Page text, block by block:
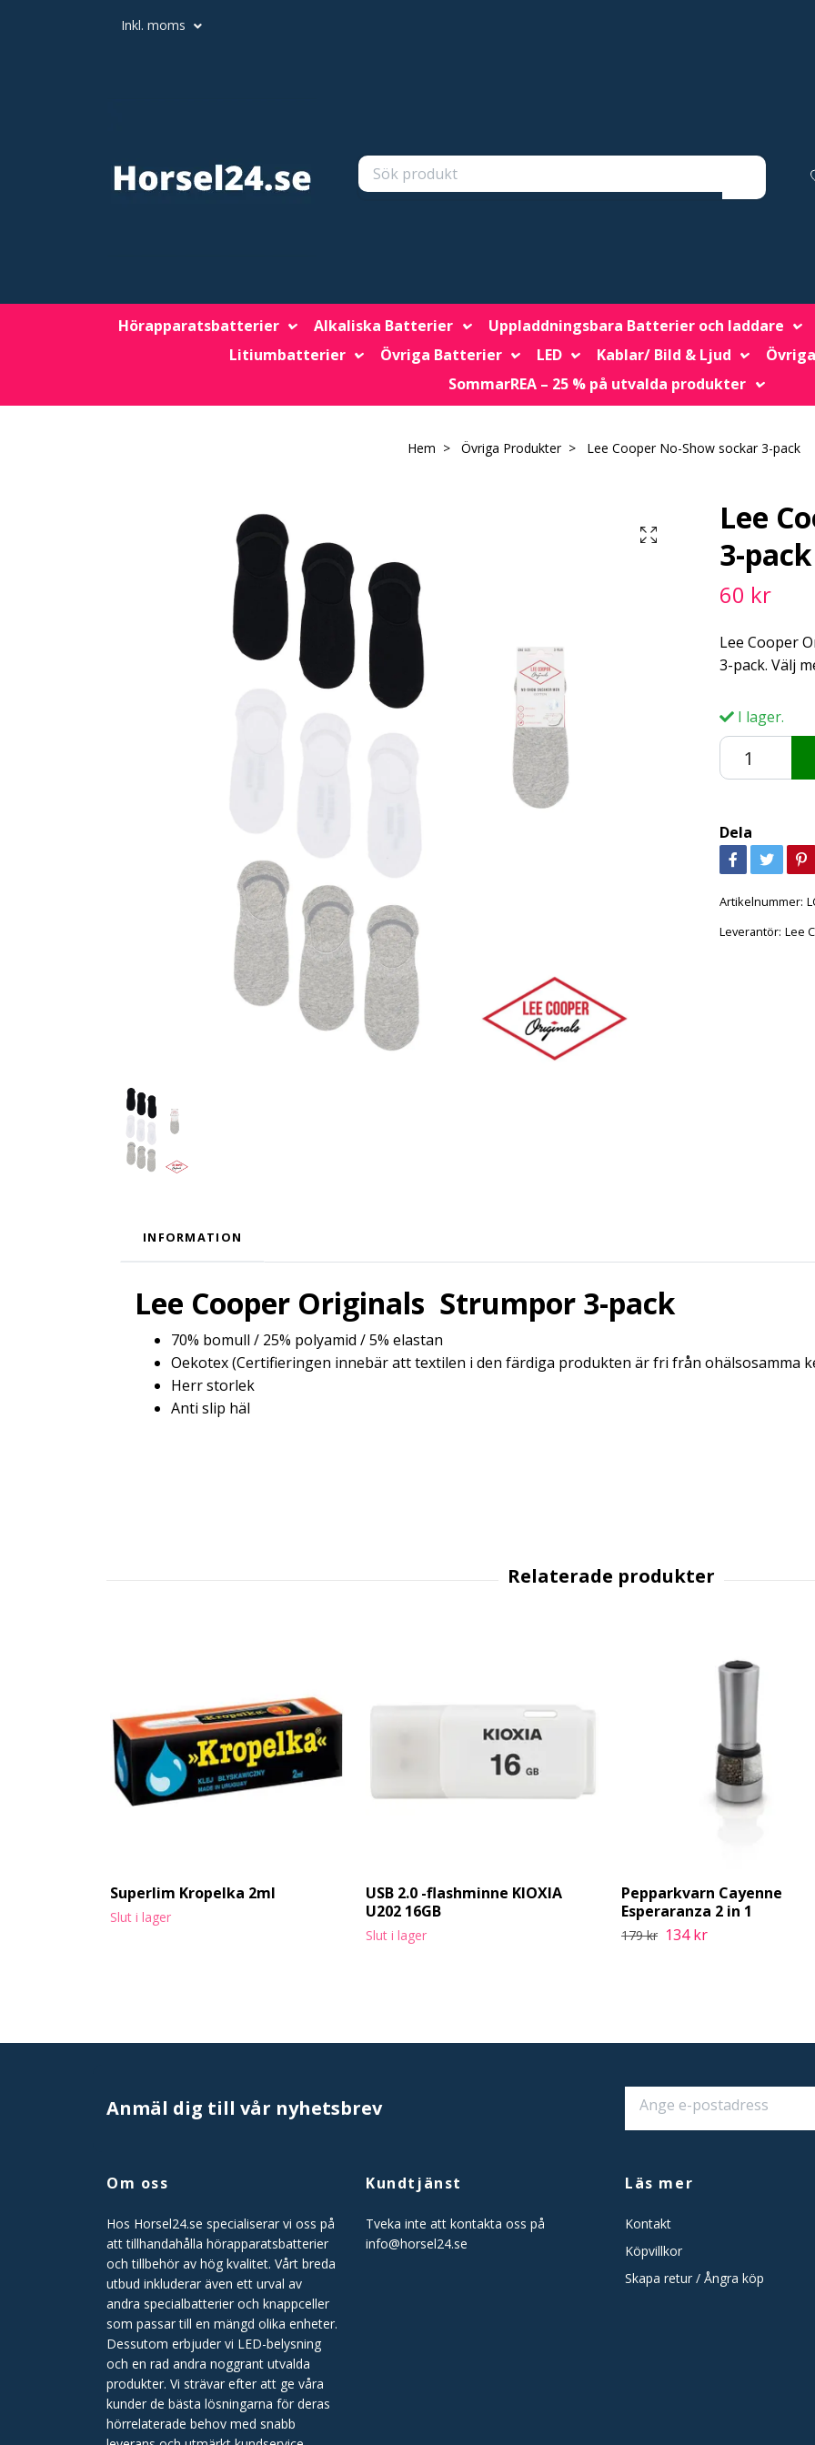
Inkl. moms
Hörapparatsbatterier Alkaliska Batterier Uppladdningsbara Batterier och laddare
Litiumbatterier
Övriga Batterier LED Kablar/ Bild & Ljud
SommarREA – 25 % på utvalda produkter
Hem Övriga Produkter Lee Cooper No-Show sockar 3-pack
Lee
3-pack
60 kr
Lee Cooper
3-pack. Välj
I lager.
Dela
Artikelnummer:
Leverantör: Lee
INFORMATION
Lee Cooper Originals Strumpor 3-pack
70% bomull / 25% polyamid / 5% elastan
Oekotex (Certifieringen innebär att textilen i den färdiga produkten är fri från ohälsosamma
Herr storlek
Anti slip häl
Superlim Kropelka 2ml
Slut i lager
USB 2.0 -flashminne KIOXIA
U202 16GB
Slut i lager
Pepparkvarn Cayenne
Esperaranza 2 in 1
179 kr 134 kr
Anmäl dig till vår nyhetsbrev
Om oss
Hos Horsel24.se specialiserar vi oss på
att tillhandahålla hörapparatsbatterier
och tillbehör av hög kvalitet. Vårt breda
utbud inkluderar även ett urval av
andra specialbatterier och knappceller
som passar till en mängd olika enheter.
Dessutom erbjuder vi LED-belysning
och en rad andra noggrant utvalda
produkter. Vi strävar efter att ge våra
kunder de bästa lösningarna för deras
hörrelaterade behov med snabb
Kundtjänst
Tveka inte att kontakta oss på
info@horsel24.se
Läs mer
Kontakt
Köpvillkor
Skapa retur / Ångra köp